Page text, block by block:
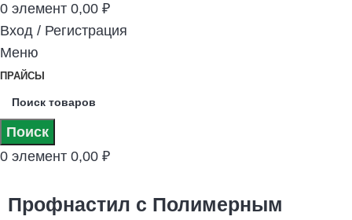
0 элемент 0,00 ₽
Вход / Регистрация
Меню
ПРАЙСЫ
Поиск
0 элемент 0,00 ₽
Профнастил с Полимерным